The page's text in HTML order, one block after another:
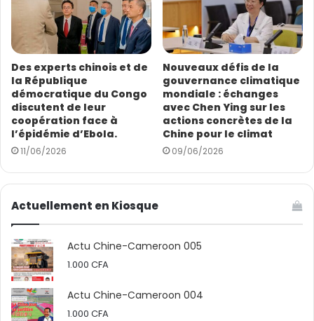
taux les plus élevés pour le minerais de fer, car les
autres pays sont dans une moyenne de 3,5 %) de la
valeur du minerais apres exploitation est simplement
un taxe que l’Etat pour céder sa propriété de son sous
sol à une entité qui veut l’exploiter. Donc il y a plusieurs
autres gains de l’exploitation. 首先，我们的议员认为从价
税是喀麦隆的唯一收益。他认为，这是中资企业在出售矿物后
将支付给喀麦隆的费用，这是完全错误的。事实上，这种固定
为矿石价值5%的采矿使用费（喀麦隆是非洲铁矿石使用费最高
的国家之一，其他国家平均为3.5%）只是一种税收，国家将其
其他一些好处。
Les frais d’exploration/exploitation (permis, droit de
concession domaniale, redevance superficiaire et frais
pour la communauté locale, développement du
secteur…) 勘探/开采成本（许可证、国家特许费、地表使用费
Des experts chinois et de
la République
démocratique du Congo
discutent de leur
coopération face à
l’épidémie d’Ebola.
11/06/2026
Nouveaux défis de la
gouvernance climatique
mondiale : échanges
avec Chen Ying sur les
actions concrètes de la
Chine pour le climat
09/06/2026
Actuellement en Kiosque
Actu Chine-Cameroon 005
1.000 CFA
Actu Chine-Cameroon 004
1.000 CFA